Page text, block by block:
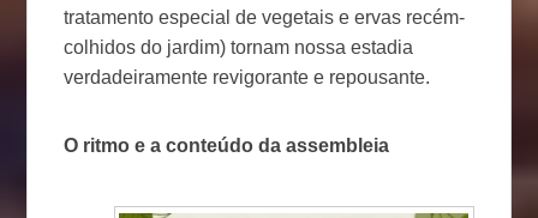
tratamento especial de vegetais e ervas recém-
colhidos do jardim) tornam nossa estadia
verdadeiramente revigorante e repousante.
O ritmo e a conteúdo da assembleia